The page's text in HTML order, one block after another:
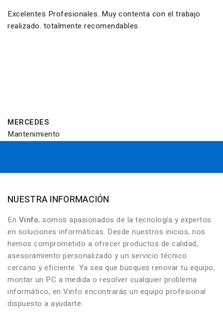
Excelentes Profesionales. Muy contenta con el trabajo
realizado. totalmente recomendables.
MERCEDES
Mantenimiento
NUESTRA INFORMACIÓN
En Vinfo, somos apasionados de la tecnología y expertos
en soluciones informáticas. Desde nuestros inicios, nos
hemos comprometido a ofrecer productos de calidad,
asesoramiento personalizado y un servicio técnico
cercano y eficiente. Ya sea que busques renovar tu equipo,
montar un PC a medida o resolver cualquier problema
informático, en Vinfo encontrarás un equipo profesional
dispuesto a ayudarte.